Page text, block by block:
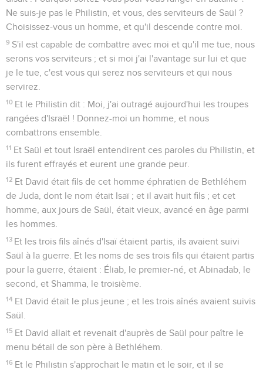
Ne suis-je pas le Philistin, et vous, des serviteurs de Saül ?
Choisissez-vous un homme, et qu'il descende contre moi.
9 S'il est capable de combattre avec moi et qu'il me tue, nous
serons vos serviteurs ; et si moi j'ai l'avantage sur lui et que
je le tue, c'est vous qui serez nos serviteurs et qui nous
servirez.
10 Et le Philistin dit : Moi, j'ai outragé aujourd'hui les troupes
rangées d'Israël ! Donnez-moi un homme, et nous
combattrons ensemble.
11 Et Saül et tout Israël entendirent ces paroles du Philistin, et
ils furent effrayés et eurent une grande peur.
12 Et David était fils de cet homme éphratien de Bethléhem
de Juda, dont le nom était Isaï ; et il avait huit fils ; et cet
homme, aux jours de Saül, était vieux, avancé en âge parmi
les hommes.
13 Et les trois fils aînés d'Isaï étaient partis, ils avaient suivi
Saül à la guerre. Et les noms de ses trois fils qui étaient partis
pour la guerre, étaient : Éliab, le premier-né, et Abinadab, le
second, et Shamma, le troisième.
14 Et David était le plus jeune ; et les trois aînés avaient suivis
Saül.
15 Et David allait et revenait d'auprès de Saül pour paître le
menu bétail de son père à Bethléhem.
16 Et le Philistin s'approchait le matin et le soir, et il se